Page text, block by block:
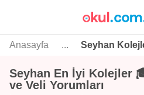
Anasayfa ... Seyhan
Seyhan En İyi Kolejler
ve Veli Yorumları